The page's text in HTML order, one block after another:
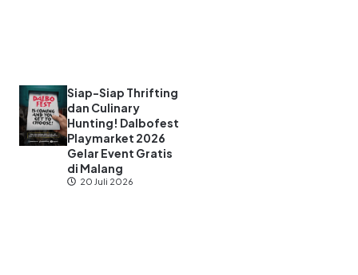
Siap-Siap Thrifting
dan Culinary
Hunting! Dalbofest
Playmarket 2026
Gelar Event Gratis
di Malang
20 Juli 2026